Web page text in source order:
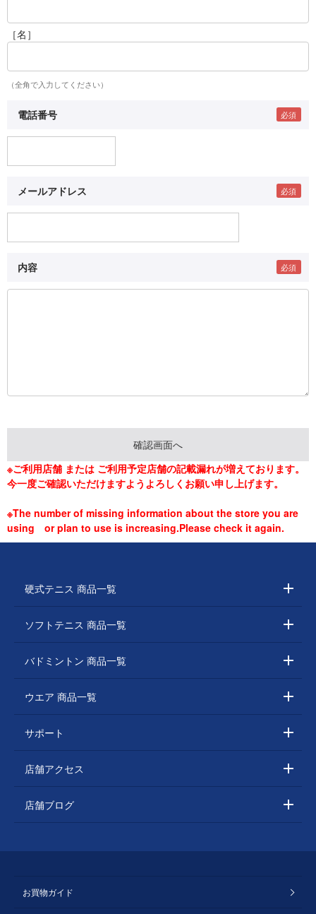
［名］
（全角で入力してください）
電話番号
メールアドレス
内容
※ご利用店舗 または ご利用予定店舗の記載漏れが増えております。
今一度ご確認いただけますようよろしくお願い申し上げます。
※The number of missing information about the store you are
using or plan to use is increasing.Please check it again.
硬式テニス 商品一覧
ソフトテニス 商品一覧
バドミントン 商品一覧
ウエア 商品一覧
サポート
店舗アクセス
店舗ブログ
お買物ガイド